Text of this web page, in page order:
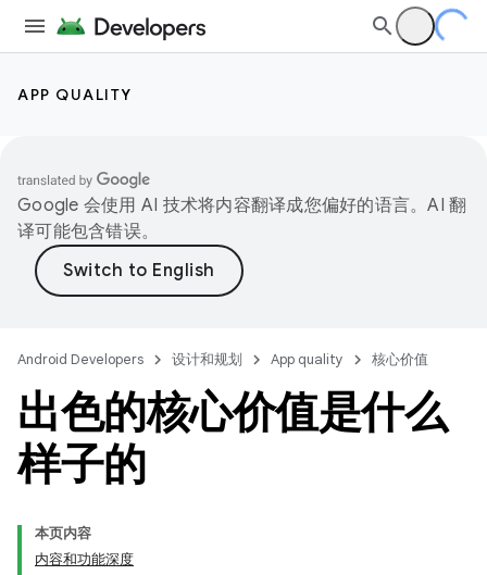
APP QUALITY
Google 会使用 AI 技术将内容翻译成您偏好的语言。AI 翻
译可能包含错误。
Android Developers 设计和规划 App quality 核心价值
出色的核心价值是什么
样子的
本页内容
内容和功能深度